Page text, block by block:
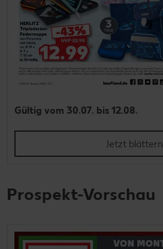
Gültig vom 30.07. bis 12.08.
Jetzt blättern
Prospekt-Vorschau